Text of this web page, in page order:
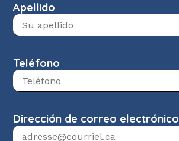
Apellido
Teléfono
Dirección de correo electrónico